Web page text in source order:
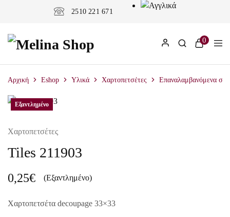
2510 221 671
0
Αρχική Eshop Υλικά Χαρτοπετσέτες Επαναλαμβανόμενα
Εξαντλημένο
Χαρτοπετσέτες
Tiles 211903
0,25€ (Εξαντλημένο)
Χαρτοπετσέτα decoupage 33×33
Εξαντλημένο